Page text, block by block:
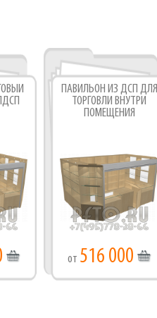
ПАВИЛЬОН ИЗ ДСП ДЛЯ
ТОРГОВЛИ ВНУТРИ
ПОМЕЩЕНИЯ
от 516 000